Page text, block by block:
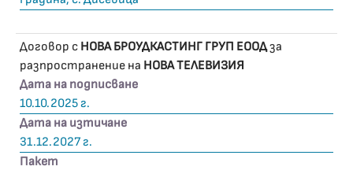
Договор с НОВА БРОУДКАСТИНГ ГРУП ЕООДза
разпространение на НОВА ТЕЛЕВИЗИЯ
Дата на подписване
10.10.2025 г.
Дата на изтичане
31.12.2027 г.
Пакет